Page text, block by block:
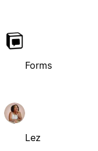
Forms
Lez